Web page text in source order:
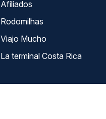
Afiliados
Rodomilhas
Viajo Mucho
La terminal Costa Rica